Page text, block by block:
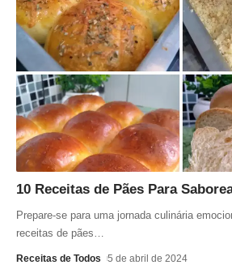
10 Receitas de Pães Para
Prepare-se para uma jornada culinária
receitas de pães
Receitas de Todos 5 de abril de 2024